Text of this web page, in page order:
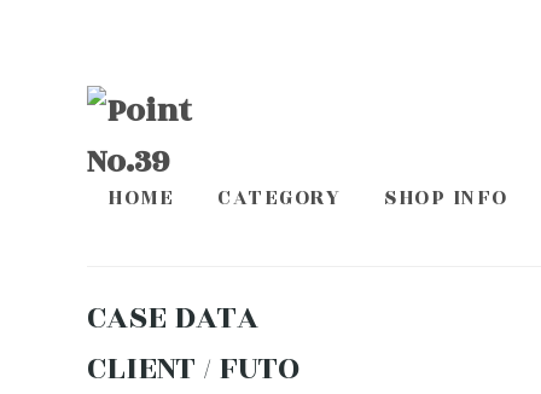
HOME CATEGORY SHOP INFO
CASE DATA
CLIENT / FUTO